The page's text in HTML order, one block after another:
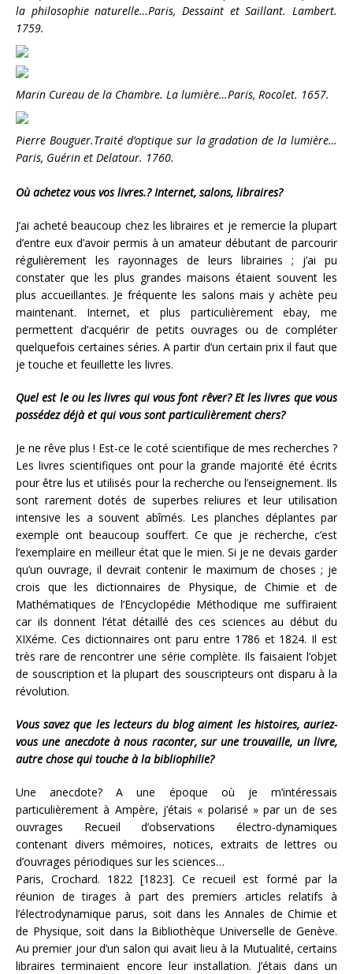
la philosophie naturelle…Paris, Dessaint et Saillant. Lambert.
1759.
Marin Cureau de la Chambre. La lumière…Paris, Rocolet. 1657.
Pierre Bouguer.Traité d’optique sur la gradation de la lumière…
Paris, Guérin et Delatour. 1760.
Où achetez vous vos livres.? Internet, salons, libraires?
J’ai acheté beaucoup chez les libraires et je remercie la plupart
d’entre eux d’avoir permis à un amateur débutant de parcourir
régulièrement les rayonnages de leurs librairies ; j’ai pu
constater que les plus grandes maisons étaient souvent les
plus accueillantes. Je fréquente les salons mais y achète peu
maintenant. Internet, et plus particulièrement ebay, me
permettent d’acquérir de petits ouvrages ou de compléter
quelquefois certaines séries. A partir d’un certain prix il faut que
je touche et feuillette les livres.
Quel est le ou les livres qui vous font rêver? Et les livres que vous
possédez déjà et qui vous sont particulièrement chers?
Je ne rêve plus ! Est-ce le coté scientifique de mes recherches ?
Les livres scientifiques ont pour la grande majorité été écrits
pour être lus et utilisés pour la recherche ou l’enseignement. Ils
sont rarement dotés de superbes reliures et leur utilisation
intensive les a souvent abîmés. Les planches déplantes par
exemple ont beaucoup souffert. Ce que je recherche, c’est
l’exemplaire en meilleur état que le mien. Si je ne devais garder
qu’un ouvrage, il devrait contenir le maximum de choses ; je
crois que les dictionnaires de Physique, de Chimie et de
Mathématiques de l’Encyclopédie Méthodique me suffiraient
car ils donnent l’état détaillé des ces sciences au début du
XIXéme. Ces dictionnaires ont paru entre 1786 et 1824. Il est
très rare de rencontrer une série complète. Ils faisaient l’objet
de souscription et la plupart des souscripteurs ont disparu à la
révolution.
Vous savez que les lecteurs du blog aiment les histoires, auriez-
vous une anecdote à nous raconter, sur une trouvaille, un livre,
autre chose qui touche à la bibliophilie?
Une anecdote? A une époque où je m’intéressais
particulièrement à Ampère, j’étais « polarisé » par un de ses
ouvrages Recueil d’observations électro-dynamiques
contenant divers mémoires, notices, extraits de lettres ou
d’ouvrages périodiques sur les sciences…
Paris, Crochard. 1822 [1823]. Ce recueil est formé par la
réunion de tirages à part des premiers articles relatifs à
l’électrodynamique parus, soit dans les Annales de Chimie et
de Physique, soit dans la Bibliothèque Universelle de Genève.
Au premier jour d’un salon qui avait lieu à la Mutualité, certains
libraires terminaient encore leur installation. J’étais dans un